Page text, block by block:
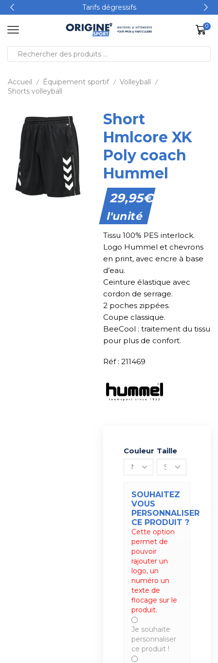
Tarifs dégressifs
0
Accueil / Équipement sportif / Volleyball /
Shorts volleyball
Short
Hmlcore XK
Poly coach
Hummel
29,95€
l'unité
Tissu 100% PES interlock.
Logo Hummel et chevrons
en print, avec encre à base
d’eau.
Ceinture élastique avec
cordon de serrage.
2 poches zippées.
Coupe classique.
BeeCool : traitement du tissu
pour plus de confort.
Réf : 211469
Couleur Taille
SOUHAITEZ
VOUS
PERSONNALISER
CE PRODUIT ?
Cette option
permet de
pouvoir
rajouter un
logo, un
numéro un
texte de
flocage sur le
produit.
Je souhaite
personnaliser
ce produit !
Alternative: